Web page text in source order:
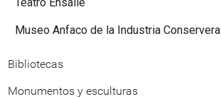
Museo Anfaco de la Industria Conservera
Bibliotecas
Monumentos y esculturas